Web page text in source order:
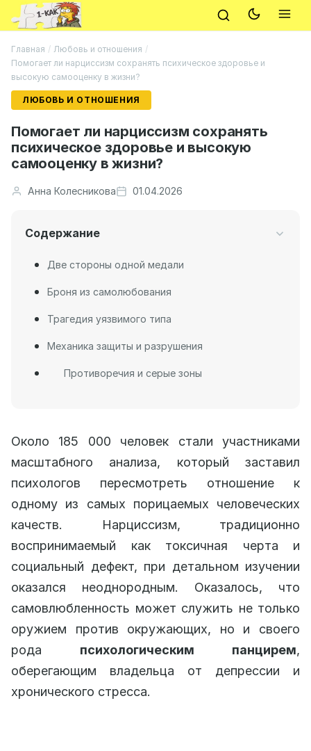
Главная / Любовь и отношения /
Помогает ли нарциссизм сохранять психическое здоровье и
высокую самооценку в жизни?
ЛЮБОВЬ И ОТНОШЕНИЯ
Помогает ли нарциссизм сохранять
психическое здоровье и высокую
самооценку в жизни?
Анна Колесникова 01.04.2026
Содержание
Две стороны одной медали
Броня из самолюбования
Трагедия уязвимого типа
Механика защиты и разрушения
Противоречия и серые зоны
Около 185 000 человек стали участниками
масштабного анализа, который заставил
психологов пересмотреть отношение к
одному из самых порицаемых человеческих
качеств. Нарциссизм, традиционно
воспринимаемый как токсичная черта и
социальный дефект, при детальном изучении
оказался неоднородным. Оказалось, что
самовлюбленность может служить не только
оружием против окружающих, но и своего
рода психологическим панцирем,
оберегающим владельца от депрессии и
хронического стресса.